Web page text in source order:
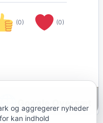
(0) (0)
Google Oversæt
og aggregerer nyheder
kan indhold